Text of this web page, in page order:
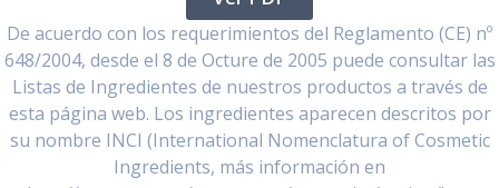
De acuerdo con los requerimientos del Reglamento (CE) nº
648/2004, desde el 8 de Octure de 2005 puede consultar las
Listas de Ingredientes de nuestros productos a través de
esta página web. Los ingredientes aparecen descritos por
su nombre INCI (International Nomenclatura of Cosmetic
Ingredients, más información en